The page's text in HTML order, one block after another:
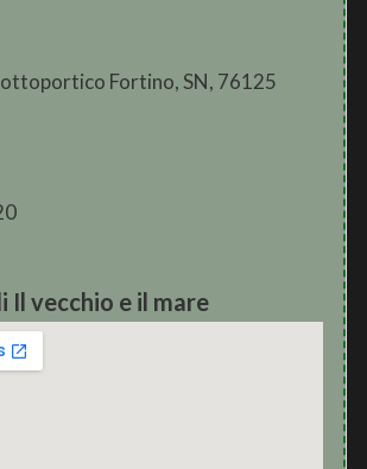
Fortino, SN, 76125
Il vecchio e il mare